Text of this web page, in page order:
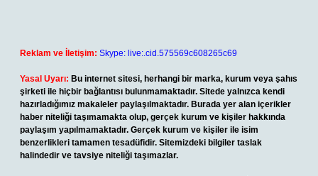
Reklam ve İletişim: Skype: live:.cid.575569c608265c69
Yasal Uyarı: Bu internet sitesi, herhangi bir marka, kurum veya şahıs
şirketi ile hiçbir bağlantısı bulunmamaktadır. Sitede yalnızca kendi
hazırladığımız makaleler paylaşılmaktadır. Burada yer alan içerikler
haber niteliği taşımamakta olup, gerçek kurum ve kişiler hakkında
paylaşım yapılmamaktadır. Gerçek kurum ve kişiler ile isim
benzerlikleri tamamen tesadüfidir. Sitemizdeki bilgiler taslak
halindedir ve tavsiye niteliği taşımazlar.